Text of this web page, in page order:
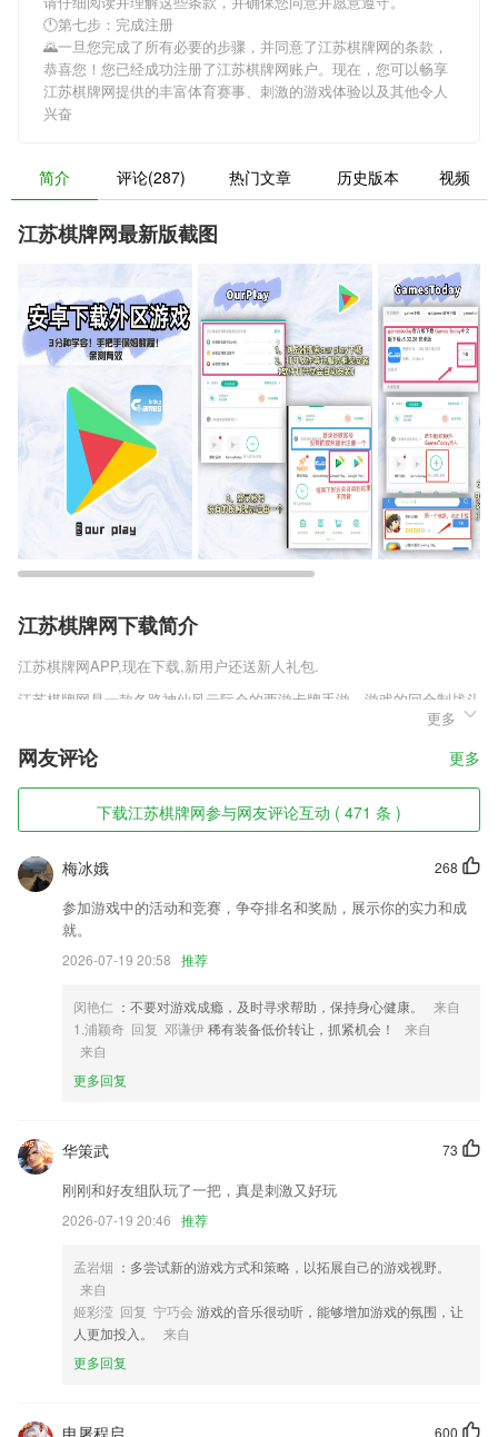
🕚第七步：完成注册
🌄一旦您完成了所有必要的步骤，并同意了江苏棋牌网的条款，
恭喜您！您已经成功注册了江苏棋牌网账户。现在，您可以畅享
江苏棋牌网提供的丰富体育赛事、刺激的游戏体验以及其他令人
兴奋
简介 评论(287) 热门文章 历史版本 视频
江苏棋牌网最新版截图
江苏棋牌网下载简介
江苏棋牌网APP,现在下载,新用户还送新人礼包.
江苏棋牌网是一款各路神仙风云际会的西游卡牌手游。游戏的回合制战斗
需要玩家运用策略去战胜都收，不断的变换神仙的阵容，更替最强大的神
仙上场。每一个神仙卡牌都有自己专属的技能，使得战斗变得非常的精彩
有趣。悟空修仙传安卓版可以不断扩大你的神仙数量，让你的战斗拥有更
多的选择。
江苏棋牌网软件特色
1,在线saas软件;
2,使用图形化编程环境，在APP上也能给机器人编程。
3,、是直接将文件创建到桌面上哟，这样随时想看打开就可以看了，不用
再文件夹找半天；
5,五步阅读法
6,_数字罗盘是罗盘自由。数字罗盘易于使用；只是使用它一种真正的指
南针。 Android的智能指南针非常简单地显示了度数和真北。最佳指南针
允许您通过旋转边缘来更简单和熟练的导航来排列您的方向，指南针－
江苏棋牌网软件优势
1.非常实用的数据记录，还有独特详细的错题讲解，针对性训练帮你查漏
3.这里有着根本数不清的儿歌数量能够让孩子随时随地学习；
4.专业学习芬兰语老师，多年留国学习，掌握很多学习的方法。
5.针对知名企业招聘偏好，匹配填报方案，人人皆有可能
更多
网友评论 更多
下载江苏棋牌网参与网友评论互动 ( 471 条 )
268
梅冰娥
参加游戏中的活动和竞赛，争夺排名和奖励，展示你的实力和成
就。
2026-07-19 20:58 推荐
闵艳仁 ：不要对游戏成瘾，及时寻求帮助，保持身心健康。
来自
1.浦颖奇 回复 邓谦伊稀有装备低价转让，抓紧机会！
来自
来自
更多回复
73
华策武
刚刚和好友组队玩了一把，真是刺激又好玩
2026-07-19 20:46 推荐
孟岩烟 ：多尝试新的游戏方式和策略，以拓展自己的游戏视野。
来自
姬彩滢 回复 宁巧会 游戏的音乐很动听，能够增加游戏的氛围，让
人更加投入。
来自
更多回复
600
申屠程启